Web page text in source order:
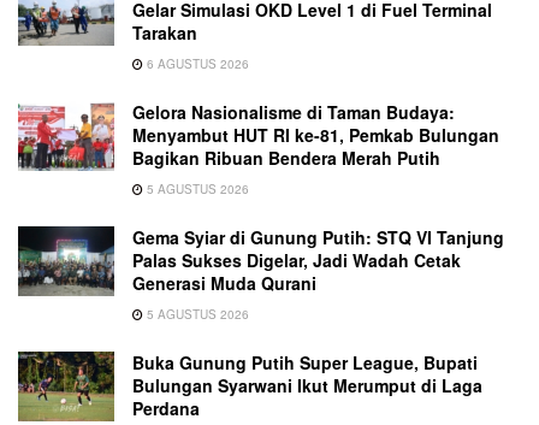
Gelar Simulasi OKD Level 1 di Fuel Terminal
Tarakan
6 AGUSTUS 2026
Gelora Nasionalisme di Taman Budaya:
Menyambut HUT RI ke-81, Pemkab Bulungan
Bagikan Ribuan Bendera Merah Putih
5 AGUSTUS 2026
Gema Syiar di Gunung Putih: STQ VI Tanjung
Palas Sukses Digelar, Jadi Wadah Cetak
Generasi Muda Qurani
5 AGUSTUS 2026
Buka Gunung Putih Super League, Bupati
Bulungan Syarwani Ikut Merumput di Laga
Perdana